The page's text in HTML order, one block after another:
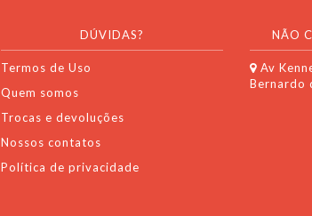
DÚVIDAS?
Termos de Uso
Quem somos
Trocas e devoluções
Nossos contatos
Política de privacidade
NÃO
Av
Bernardo